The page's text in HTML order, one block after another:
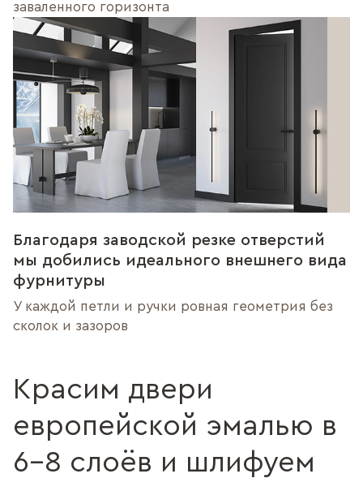
заваленного горизонта
Благодаря заводской резке отверстий
мы добились идеального внешнего вида
фурнитуры
У каждой петли и ручки ровная геометрия без
сколок и зазоров
Красим двери
европейской эмалью в
6–8 слоёв и шлифуем